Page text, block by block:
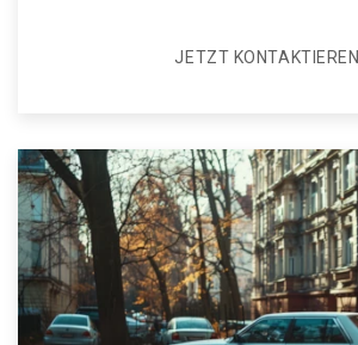
JETZT KONTAKTIEREN